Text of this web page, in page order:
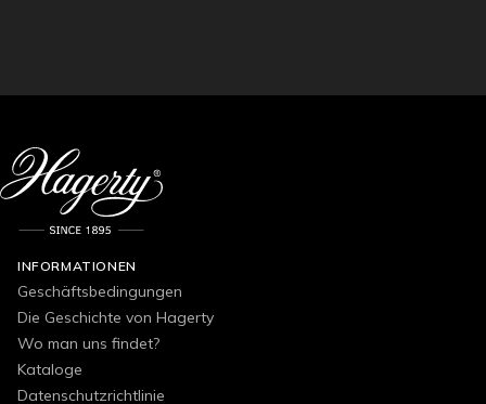
INFORMATIONEN
Geschäftsbedingungen
Die Geschichte von Hagerty
Wo man uns findet?
Kataloge
Datenschutzrichtlinie